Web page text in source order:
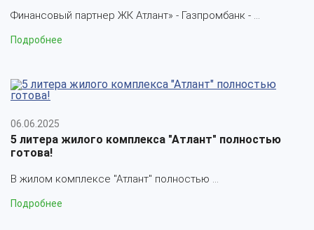
Финансовый партнер ЖК Атлант» - Газпромбанк - ...
Подробнее
06.06.2025
5 литера жилого комплекса "Атлант" полностью
готова!
В жилом комплексе "Атлант" полностью ...
Подробнее